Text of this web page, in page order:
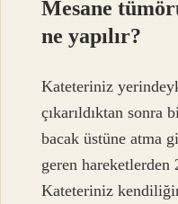
Mesane
ne yapılır?
Kateteriniz
çıkarıldıktan sonra
bacak üstüne atma
geren hareketlerden
Kateteriniz